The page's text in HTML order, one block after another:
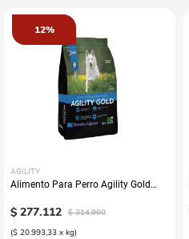
12%
AGILITY
Alimento Para Perro Agility Gold
$ 277.112 $ 314.900
($ 20.993,33 x kg)